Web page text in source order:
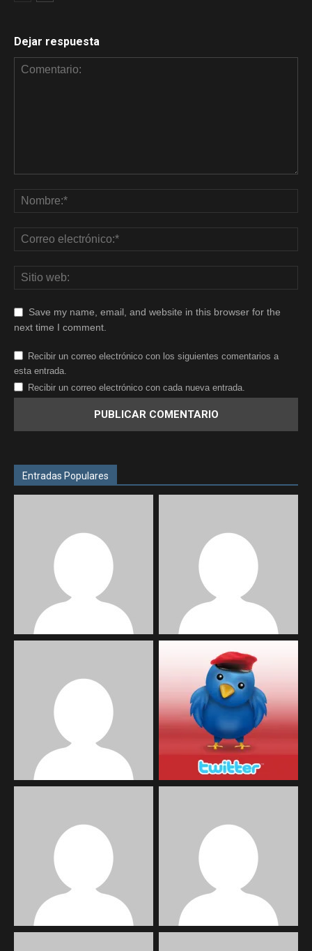
Dejar respuesta
Save my name, email, and website in this browser for the
next time I comment.
Recibir un correo electrónico con los siguientes comentarios a
esta entrada.
Recibir un correo electrónico con cada nueva entrada.
Entradas Populares